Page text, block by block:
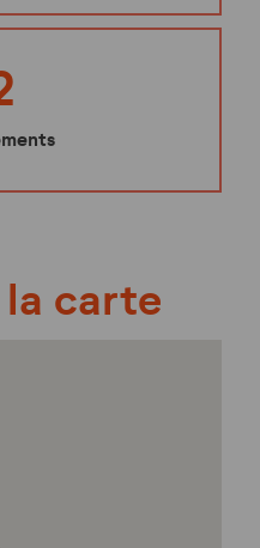
carte